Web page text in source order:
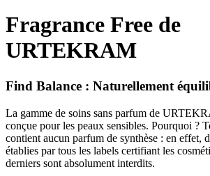
Fragrance Free de
URTEKRAM
Find Balance : Naturellement
La gamme de soins sans parfum de
conçue pour les peaux sensibles. Pourquoi ?
contient aucun parfum de synthèse : en effet,
établies par tous les labels certifiant les
derniers sont absolument interdits.